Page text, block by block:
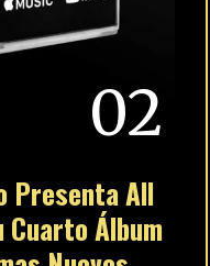
02
Presenta All
Cuarto Álbum